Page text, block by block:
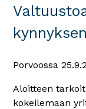
Porvoossa
Aloitteen
kokeilemaan